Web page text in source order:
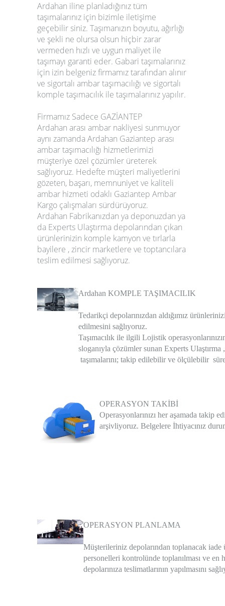
Ardahan iline planladığınız tüm
taşımalarınız için bizimle iletişime
geçebilir siniz. Taşımanızın boyutu, ağırlığı
ve şekli ne olursa olsun hiçbir zarar
vermeden hızlı ve uygun maliyet ile
taşımayı garanti eder. Gabari taşımalarınız
için izin belgeniz firmamız tarafından alınır
ve sigortalı ambar taşımacılığı ve sigortalı
komple taşımacılık ile taşımalarınız yapılır.
Firmamız Sadece GAZİANTEP
Ardahan arası ambar nakliyesi sunmuyor
aynı zamanda Ardahan Gaziantep arası
ambar taşımacılığı hizmetlerimizi
müşteriye özel çözümler üreterek
sağlıyoruz. Hedefte müşteri maliyetlerini
gözeten, başarı, memnuniyet ve kaliteli
ambar hizmeti odaklı Gaziantep Ambar
Kargo çalışmaları sürdürüyoruz.
Ardahan Fabrikanızdan ya deponuzdan ya
da Experts Ulaştırma depolarından çıkan
ürünlerinizin komple kamyon ve tırlarla
bayilere , zincir marketlere ve toptancılara
teslim edilmesi sağlıyoruz.
Ardahan KOMPLE TAŞIMACILIK
Tedarikçi depolarınızdan aldığımız
edilmesini sağlıyoruz.
Taşımacılık ile ilgili Lojistik
sloganıyla çözümler sunan Experts
taşımalarını; takip edilebilir ve ölçülebilir
OPERASYON TAKİBİ
Operasyonlarınızı her aşamada takip
arşivliyoruz. Belgelere İhtiyacınız
OPERASYON PLANLAMA
Müşterileriniz depolarından toplanacak iade
personelleri kontrolünde toplanılması ve
depolarınıza teslimatlarının yapılmasını